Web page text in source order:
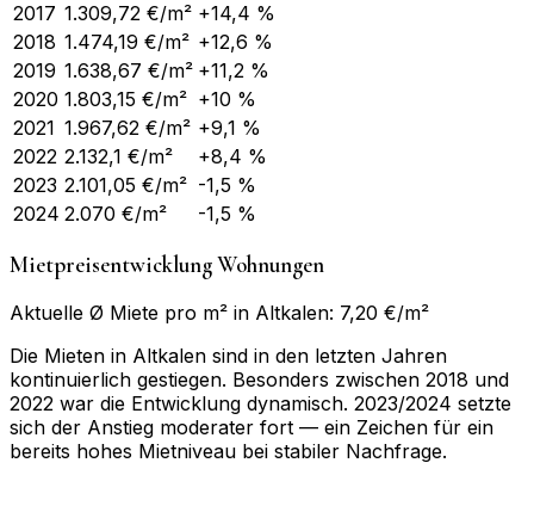
2017 1.309,72 €/m² +14,4 %
2018 1.474,19 €/m² +12,6 %
2019 1.638,67 €/m² +11,2 %
2020 1.803,15 €/m² +10 %
2021 1.967,62 €/m² +9,1 %
2022 2.132,1 €/m²
+8,4 %
2023 2.101,05 €/m² -1,5 %
2024 2.070 €/m² -1,5 %
Mietpreisentwicklung Wohnungen
Aktuelle Ø Miete pro m² in Altkalen: 7,20 €/m²
Die Mieten in Altkalen sind in den letzten Jahren
kontinuierlich gestiegen. Besonders zwischen 2018 und
2022 war die Entwicklung dynamisch. 2023/2024 setzte
sich der Anstieg moderater fort — ein Zeichen für ein
bereits hohes Mietniveau bei stabiler Nachfrage.